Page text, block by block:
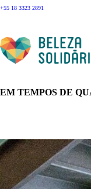
+55 18 3323 2891
EM TEMPOS DE